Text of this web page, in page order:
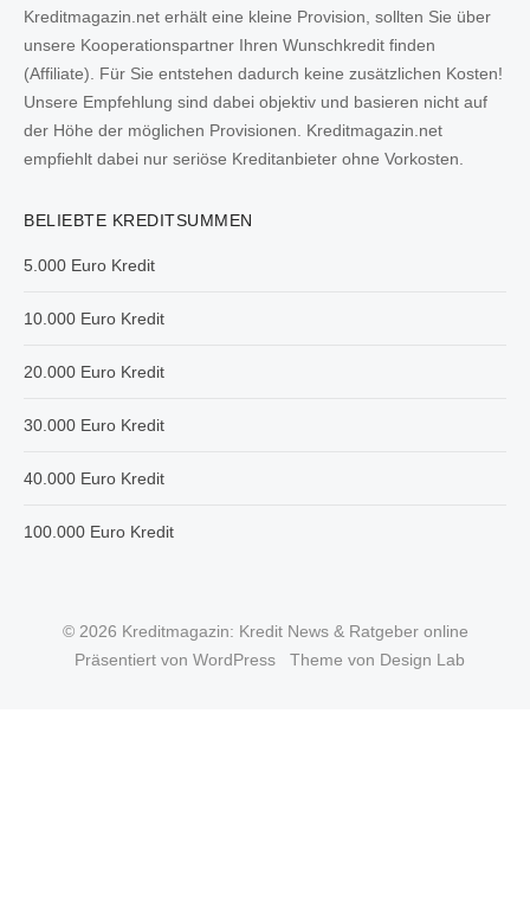
Kreditmagazin.net erhält eine kleine Provision, sollten Sie über
unsere Kooperationspartner Ihren Wunschkredit finden
(Affiliate). Für Sie entstehen dadurch keine zusätzlichen Kosten!
Unsere Empfehlung sind dabei objektiv und basieren nicht auf
der Höhe der möglichen Provisionen. Kreditmagazin.net
empfiehlt dabei nur seriöse Kreditanbieter ohne Vorkosten.
BELIEBTE KREDITSUMMEN
5.000 Euro Kredit
10.000 Euro Kredit
20.000 Euro Kredit
30.000 Euro Kredit
40.000 Euro Kredit
100.000 Euro Kredit
© 2026 Kreditmagazin: Kredit News & Ratgeber online
Präsentiert von WordPress
Theme von Design Lab